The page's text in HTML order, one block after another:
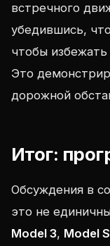
встречного
убедившись,
чтобы
Это
дорожной
Итог:
Обсуждения в
это не
Model 3, Model S